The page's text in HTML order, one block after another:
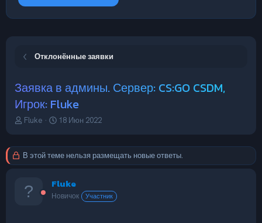
Отклонённые заявки
Заявка в админы. Сервер: CS:GO CSDM,
Игрок: Fluke
А
о
м
Fluke
Д
ч
а
18 Июн 2022
В этой теме нельзя размещать новые ответы.
Fluke
Новичок Участник